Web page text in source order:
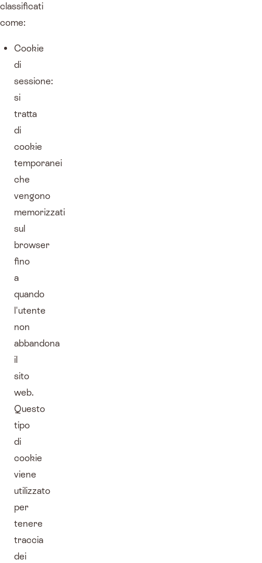
classificati
come:
Cookie
di
sessione:
si
tratta
di
cookie
temporanei
che
vengono
memorizzati
sul
browser
fino
a
quando
l'utente
non
abbandona
il
sito
web.
Questo
tipo
di
cookie
viene
utilizzato
per
tenere
traccia
dei